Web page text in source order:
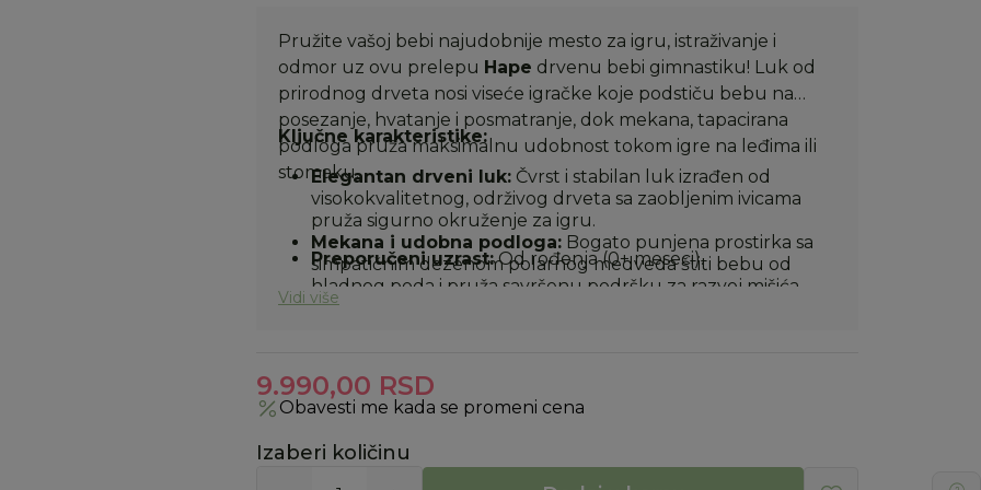
Pružite vašoj bebi najudobnije mesto za igru, istraživanje i
odmor uz ovu prelepu Hape drvenu bebi gimnastiku! Luk od
prirodnog drveta nosi viseće igračke koje podstiču bebu na
posezanje, hvatanje i posmatranje, dok mekana, tapacirana
podloga pruža maksimalnu udobnost tokom igre na leđima ili
stomaku.
Ključne karakteristike:
Elegantan drveni luk: Čvrst i stabilan luk izrađen od
visokokvalitetnog, održivog drveta sa zaobljenim ivicama
pruža sigurno okruženje za igru.
Mekana i udobna podloga: Bogato punjena prostirka sa
simpatičnim dezenom polarnog medveda štiti bebu od
hladnog poda i pruža savršenu podršku za razvoj mišića
leđa i vrata.
dodatnim prstenovima za glodanje i hvatanje.
Dodatni jastučić i glodalica:
jastučićem u obliku medvedića za dodatnu podršku i
posebnom glodalicom u obliku pahulje koja umiruje desni
tokom rasta zubića.
Razvoj senzornih i motoričkih veština:
Preporučeni uzrast:Od rođenja (0+ meseci).
Vidi više
9.990,00 RSD
Obavesti me kada se promeni cena
Izaberi količinu